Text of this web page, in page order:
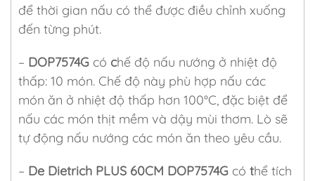
để thời gian nấu có thể được điều chỉnh xuống
đến từng phút.
– DOP7574G có chế độ nấu nướng ở nhiệt độ
thấp: 10 món. Chế độ này phù hợp nấu các
món ăn ở nhiệt độ thấp hơn 100°C, đặc biệt để
nấu các món thịt mềm và dậy mùi thơm. Lò sẽ
tự động nấu nướng các món ăn theo yêu cầu.
– De Dietrich PLUS 60CM DOP7574G có thể tích